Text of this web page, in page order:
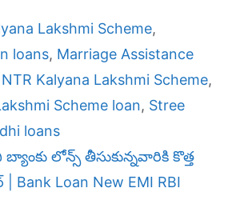
Lakshmi Scheme,
loans, Marriage Assistance
NTR Kalyana Lakshmi Scheme,
Scheme loan, Stree
loans
బ్యాంకు లోన్స్ తీసుకున్నవారికి కొత్త
| Bank Loan New EMI RBI